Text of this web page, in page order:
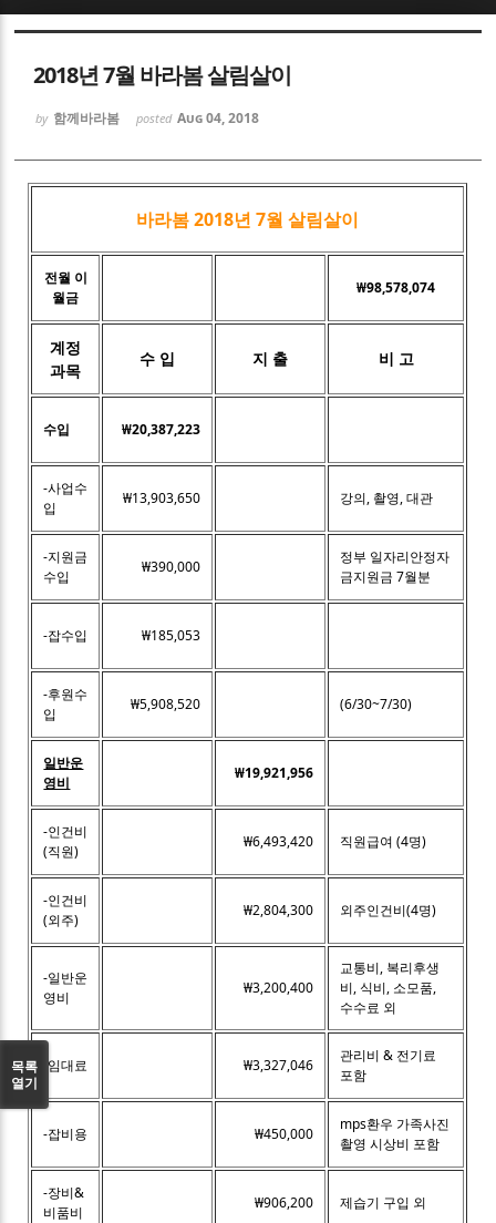
2018년 7월 바라봄 살림살이
by 함께바라봄 posted Aug 04, 2018
바라봄 2018년 7월 살림살이
전월 이
월금
₩98,578,074
계정
과목
수 입 지 출 비 고
수입 ₩20,387,223
-사업수
입
₩13,903,650 강의, 촬영, 대관
-지원금
수입
₩390,000
정부 일자리안정자
금지원금 7월분
-잡수입 ₩185,053
-후원수
입
₩5,908,520 (6/30~7/30)
일반운
영비
₩19,921,956
-인건비
(직원)
₩6,493,420 직원급여 (4명)
-인건비
(외주)
₩2,804,300 외주인건비(4명)
-일반운
영비
₩3,200,400
교통비, 복리후생
비, 식비, 소모품,
수수료 외
-임대료 ₩3,327,046
관리비 & 전기료
포함
-잡비용 ₩450,000
mps환우 가족사진
촬영 시상비 포함
-장비&
비품비
₩906,200 제습기 구입 외
목록
열기
Sketchbook5, 스케치북5
Sketchbook5, 스케치북5